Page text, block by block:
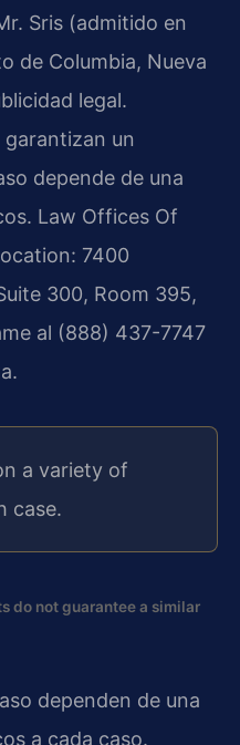
Sris (admitido en
de Columbia, Nueva
legal.
un
depende de una
Law Offices Of
7400
300, Room 395,
al (888) 437-7747
a variety of
case.
do not guarantee a similar
dependen de una
a cada caso.